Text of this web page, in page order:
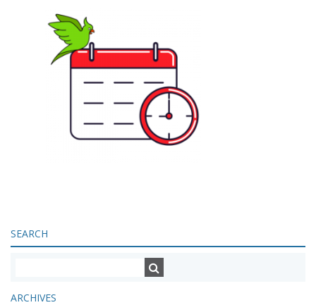
SEARCH
ARCHIVES